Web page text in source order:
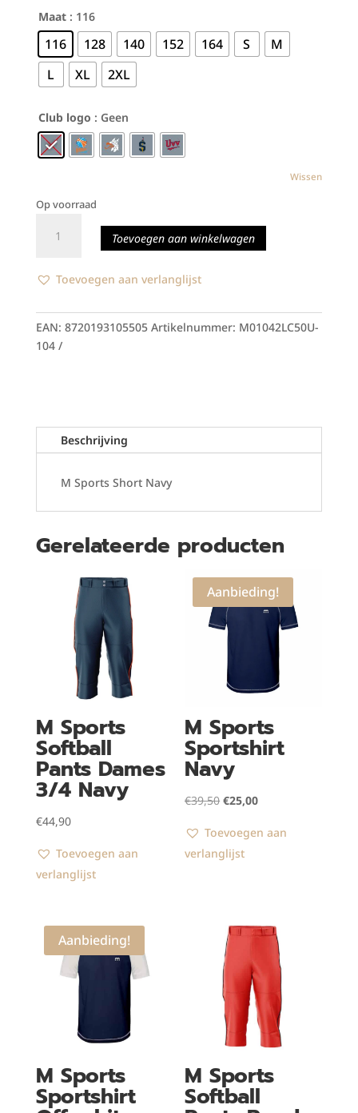
Maat : 116
116 128 140 152 164 S
M
L
XL 2XL
Club logo : Geen
Wissen
Op voorraad
Sports
Navy
Toevoegen aan winkelwagen
Toevoegen aan verlanglijst
EAN: 8720193105505 Artikelnummer: M01042LC50U-
104
Beschrijving
M Sports Short Navy
Gerelateerde producten
M Sports
Softball
Pants Dames
3/4 Navy
€44,90
Toevoegen aan
verlanglijst
Aanbieding!
M Sports
Sportshirt
Navy
€39,50 Oorspronkelijke
was:
€39,50.
€25,00Huidige
is:
Toevoegen aan
verlanglijst
Aanbieding!
M Sports
Sportshirt
M Sports
Softball